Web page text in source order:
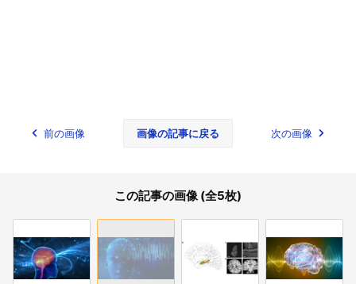
前の画像 画像の記事に戻る 次の画像
この記事の画像 (全5枚)